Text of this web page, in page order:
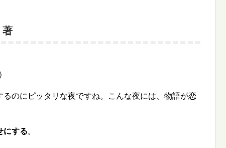
著
のにピッタリな夜ですね。こんな夜には、物語が恋
にする。